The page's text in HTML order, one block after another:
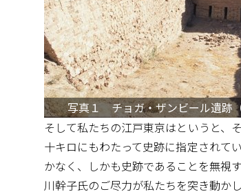
写真１ チョガ・ザンビール遺跡
そして私たちの江戸東京はというと、
十キロにもわたって史跡に指定されて
かなく、しかも史跡であることを無視
川幹子氏のご尽力が私たちを突き動か